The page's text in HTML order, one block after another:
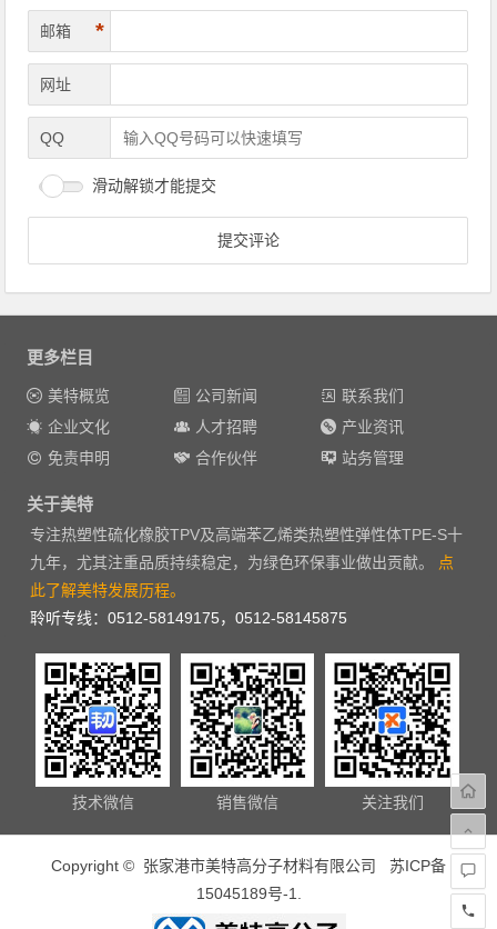
邮箱 *
网址
QQ
滑动解锁才能提交
更多栏目
美特概览 公司新闻
联系我们
企业文化
人才招聘
产业资讯
免责申明
合作伙伴 站务管理
关于美特
专注热塑性硫化橡胶TPV及高端苯乙烯类热塑性弹性体TPE-S十
九年，尤其注重品质持续稳定，为绿色环保事业做出贡献。 点
此了解美特发展历程。
聆听专线：0512-58149175，0512-58145875
技术微信 销售微信 关注我们
Copyright © 张家港市美特高分子材料有限公司 苏ICP备
15045189号-1